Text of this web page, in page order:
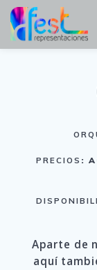
PRECIOS :
Aparte de
aquí